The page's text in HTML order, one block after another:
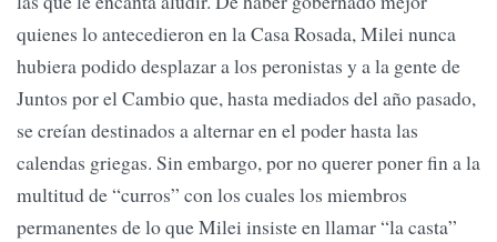
quienes lo antecedieron en la Casa Rosada, Milei nunca
hubiera podido desplazar a los peronistas y a la gente de
Juntos por el Cambio que, hasta mediados del año pasado,
se creían destinados a alternar en el poder hasta las
calendas griegas. Sin embargo, por no querer poner fin a la
multitud de “curros” con los cuales los miembros
permanentes de lo que Milei insiste en llamar “la casta”